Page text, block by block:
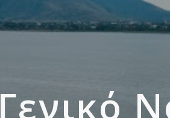
Γενικό